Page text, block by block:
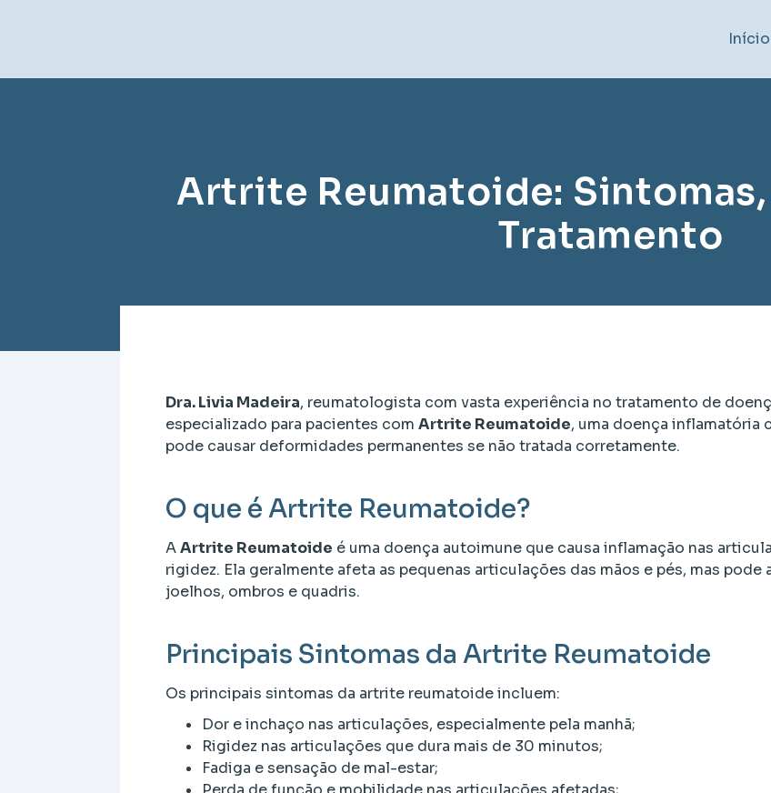
Início
Artrite Reumatoide:
Tratamento
Dra. Livia Madeira, reumatologista com vasta experiência no tratamento de
especializado para pacientes com Artrite Reumatoide, uma doença inflamatória
pode causar deformidades permanentes se não tratada corretamente.
O que é Artrite Reumatoide?
AArtrite Reumatoide é uma doença autoimune que causa inflamação nas
rigidez. Ela geralmente afeta as pequenas articulações das mãos e pés, mas
joelhos, ombros e quadris.
Principais Sintomas da Artrite Reumatoide
Os principais sintomas da artrite reumatoide incluem:
Dor e inchaço nas articulações, especialmente pela manhã;
Rigidez nas articulações que dura mais de 30 minutos;
Fadiga e sensação de mal-estar;